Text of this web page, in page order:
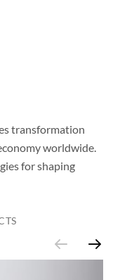
transformation
worldwide.
for shaping